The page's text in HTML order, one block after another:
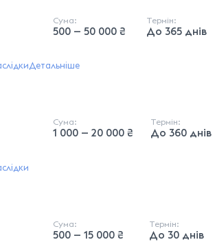
Сума:
500 — 50 000 ₴
Термін:
До 365 днів
Детальніше
Сума:
1 000 — 20 000 ₴
Термін:
До 360 днів
Сума:
500 — 15 000 ₴
Термін:
До 30 днів